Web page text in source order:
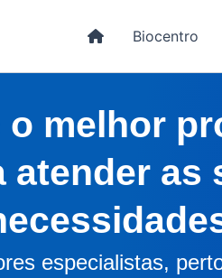
Biocentro
o melhor
atender as
especialistas,